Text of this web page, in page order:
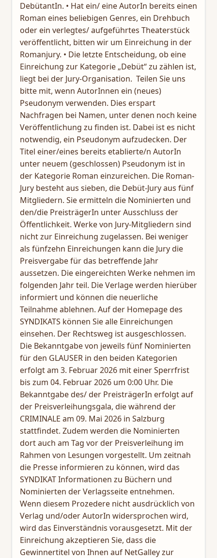
DebütantIn. • Hat ein/ eine AutorIn bereits einen
Roman eines beliebigen Genres, ein Drehbuch
oder ein verlegtes/ aufgeführtes Theaterstück
veröffentlicht, bitten wir um Einreichung in der
Romanjury. • Die letzte Entscheidung, ob eine
Einreichung zur Kategorie „Debüt“ zu zählen ist,
liegt bei der Jury-Organisation. Teilen Sie uns
bitte mit, wenn AutorInnen ein (neues)
Pseudonym verwenden. Dies erspart
Nachfragen bei Namen, unter denen noch keine
Veröffentlichung zu finden ist. Dabei ist es nicht
notwendig, ein Pseudonym aufzudecken. Der
Titel einer/eines bereits etablierte/n AutorIn
unter neuem (geschlossen) Pseudonym ist in
der Kategorie Roman einzureichen. Die Roman-
Jury besteht aus sieben, die Debüt-Jury aus fünf
Mitgliedern. Sie ermitteln die Nominierten und
den/die PreisträgerIn unter Ausschluss der
Öffentlichkeit. Werke von Jury-Mitgliedern sind
nicht zur Einreichung zugelassen. Bei weniger
als fünfzehn Einreichungen kann die Jury die
Preisvergabe für das betreffende Jahr
aussetzen. Die eingereichten Werke nehmen im
folgenden Jahr teil. Die Verlage werden hierüber
informiert und können die neuerliche
Teilnahme ablehnen. Auf der Homepage des
SYNDIKATS können Sie alle Einreichungen
einsehen. Der Rechtsweg ist ausgeschlossen.
Die Bekanntgabe von jeweils fünf Nominierten
für den GLAUSER in den beiden Kategorien
erfolgt am 3. Februar 2026 mit einer Sperrfrist
bis zum 04. Februar 2026 um 0:00 Uhr. Die
Bekanntgabe des/ der PreisträgerIn erfolgt auf
der Preisverleihungsgala, die während der
CRIMINALE am 09. Mai 2026 in Salzburg
stattfindet. Zudem werden die Nominierten
dort auch am Tag vor der Preisverleihung im
Rahmen von Lesungen vorgestellt. Um zeitnah
die Presse informieren zu können, wird das
SYNDIKAT Informationen zu Büchern und
Nominierten der Verlagsseite entnehmen.
Wenn diesem Prozedere nicht ausdrücklich von
Verlag und/oder AutorIn widersprochen wird,
wird das Einverständnis vorausgesetzt. Mit der
Einreichung akzeptieren Sie, dass die
Gewinnertitel von Ihnen auf NetGalley zur